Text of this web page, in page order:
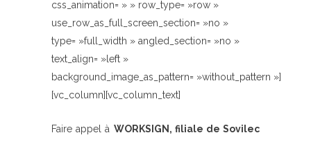
css_animation= » » row_type= »row »
use_row_as_full_screen_section= »no »
type= »full_width » angled_section= »no »
text_align= »left »
background_image_as_pattern= »without_pattern »]
[vc_column][vc_column_text]
Faire appel à WORKSIGN, filiale de Sovilec